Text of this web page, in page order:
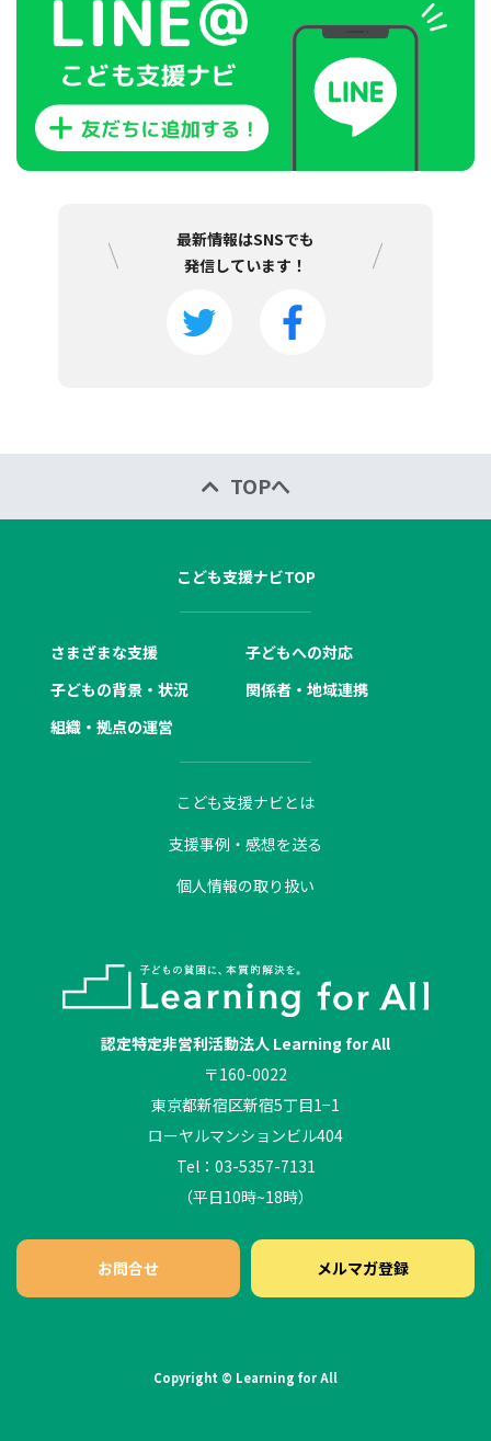
最新情報はSNSでも
発信しています！
TOPへ
こども支援ナビTOP
さまざまな支援
子どもへの対応
子どもの背景・状況
関係者・地域連携
組織・拠点の運営
こども支援ナビとは
支援事例・感想を送る
個人情報の取り扱い
認定特定非営利活動法人 Learning for All
〒160-0022
東京都新宿区新宿5丁目1−1
ローヤルマンションビル404
Tel：03-5357-7131
（平日10時~18時）
お問合せ メルマガ登録
Copyright © Learning for All